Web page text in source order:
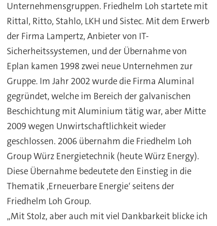
Unternehmensgruppen. Friedhelm Loh startete mit
Rittal, Ritto, Stahlo, LKH und Sistec. Mit dem Erwerb
der Firma Lampertz, Anbieter von IT-
Sicherheitssystemen, und der Übernahme von
Eplan kamen 1998 zwei neue Unternehmen zur
Gruppe. Im Jahr 2002 wurde die Firma Aluminal
gegründet, welche im Bereich der galvanischen
Beschichtung mit Aluminium tätig war, aber Mitte
2009 wegen Unwirtschaftlichkeit wieder
geschlossen. 2006 übernahm die Friedhelm Loh
Group Würz Energietechnik (heute Würz Energy).
Diese Übernahme bedeutete den Einstieg in die
Thematik ‚Erneuerbare Energie‘ seitens der
Friedhelm Loh Group.
„Mit Stolz, aber auch mit viel Dankbarkeit blicke ich